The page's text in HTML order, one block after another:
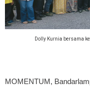
Dolly Kurnia bersama
MOMENTUM,